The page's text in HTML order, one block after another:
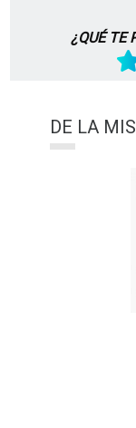
¿QUÉ TE
DE LA